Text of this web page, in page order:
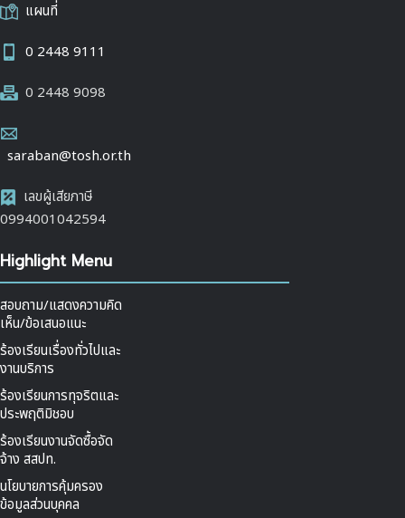
แผนที่
0 2448 9111
0 2448 9098
saraban@tosh.or.th
เลขผู้เสียภาษี
0994001042594
Highlight Menu
สอบถาม/แสดงความคิด
เห็น/ข้อเสนอแนะ
ร้องเรียนเรื่องทั่วไปและ
งานบริการ
ร้องเรียนการทุจริตและ
ประพฤติมิชอบ
ร้องเรียนงานจัดซื้อจัด
จ้าง สสปท.
นโยบายการคุ้มครอง
ข้อมูลส่วนบุคคล